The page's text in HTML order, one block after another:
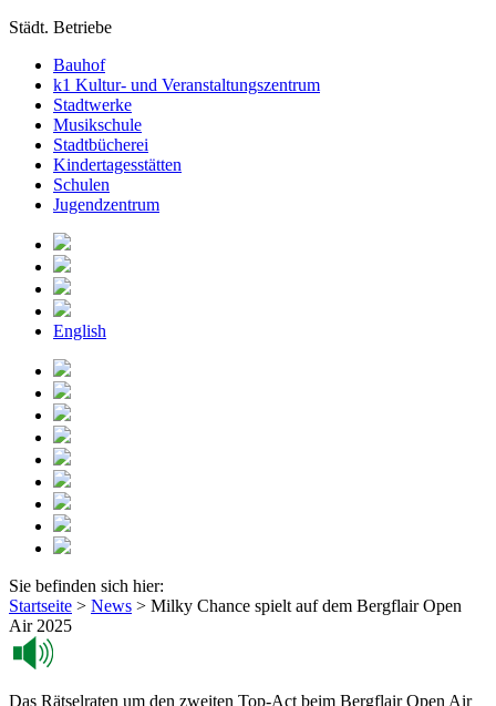
Städt. Betriebe
Bauhof
k1 Kultur- und Veranstaltungszentrum
Stadtwerke
Musikschule
Stadtbücherei
Kindertagesstätten
Schulen
Jugendzentrum
English
Sie befinden sich hier:
Startseite > News > Milky Chance spielt auf dem Bergflair Open
Air 2025
Das Rätselraten um den zweiten Top-Act beim Bergflair Open Air